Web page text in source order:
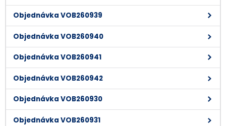
Objednávka VOB260939
Objednávka VOB260940
Objednávka VOB260941
Objednávka VOB260942
Objednávka VOB260930
Objednávka VOB260931